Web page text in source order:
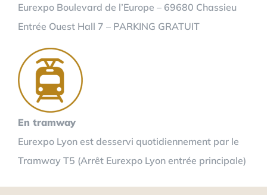
Eurexpo Boulevard de l’Europe – 69680 Chassieu
Entrée Ouest Hall 7 – PARKING GRATUIT
En tramway
Eurexpo Lyon est desservi quotidiennement par le
Tramway T5 (Arrêt Eurexpo Lyon entrée principale)